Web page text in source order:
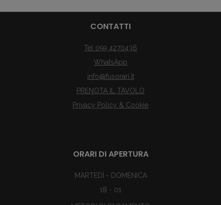
CONTATTI
Tel 059 4270436
WhatsApp
info@fusorari.it
PRENOTA IL TAVOLO
Privacy Policy & Cookie
ORARI DI APERTURA
MARTEDÌ - DOMENICA
18 - 01